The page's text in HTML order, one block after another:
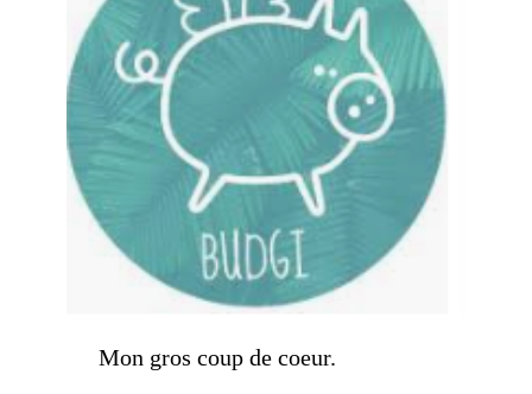
Mon gros coup de coeur.